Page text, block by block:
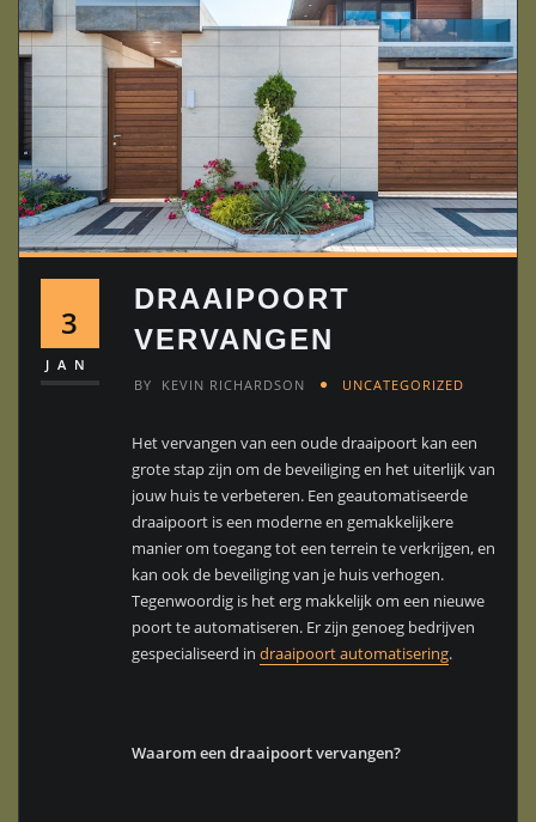
3
JAN
DRAAIPOORT
VERVANGEN
BY KEVIN RICHARDSON UNCATEGORIZED
Het vervangen van een oude draaipoort kan een
grote stap zijn om de beveiliging en het uiterlijk van
jouw huis te verbeteren. Een geautomatiseerde
draaipoort is een moderne en gemakkelijkere
manier om toegang tot een terrein te verkrijgen, en
kan ook de beveiliging van je huis verhogen.
Tegenwoordig is het erg makkelijk om een nieuwe
poort te automatiseren. Er zijn genoeg bedrijven
gespecialiseerd indraaipoort automatisering.
Waarom een draaipoort vervangen?